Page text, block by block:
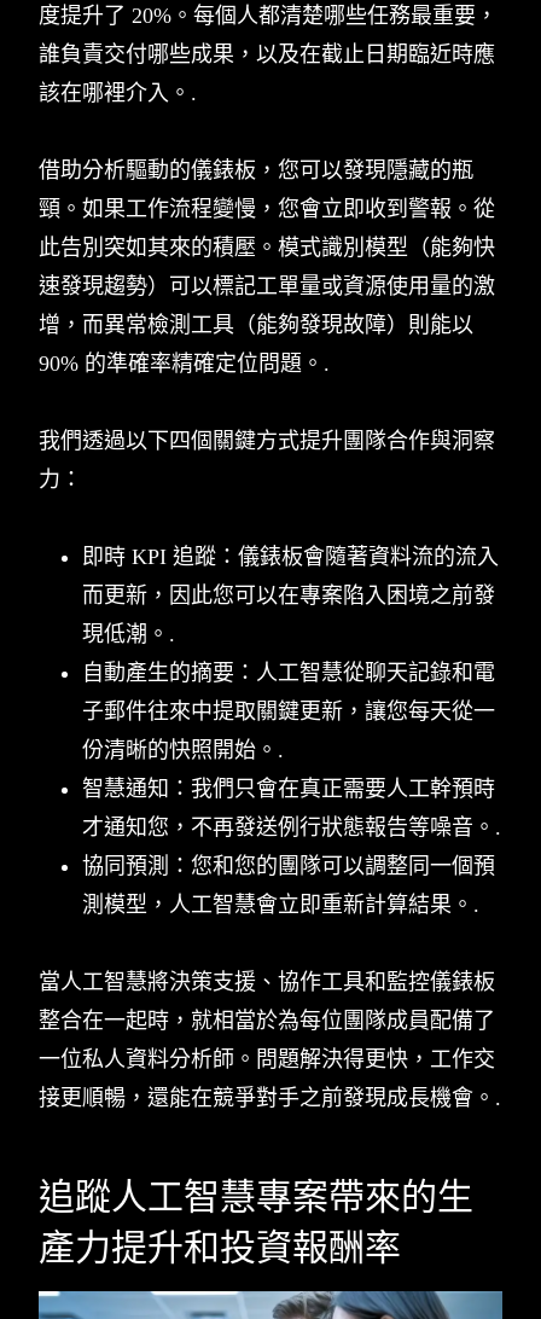
度提升了 20%。每個人都清楚哪些任務最重要，
誰負責交付哪些成果，以及在截止日期臨近時應
該在哪裡介入。.
借助分析驅動的儀錶板，您可以發現隱藏的瓶
頸。如果工作流程變慢，您會立即收到警報。從
此告別突如其來的積壓。模式識別模型（能夠快
速發現趨勢）可以標記工單量或資源使用量的激
增，而異常檢測工具（能夠發現故障）則能以
90% 的準確率精確定位問題。.
我們透過以下四個關鍵方式提升團隊合作與洞察
力：
即時 KPI 追蹤：儀錶板會隨著資料流的流入
而更新，因此您可以在專案陷入困境之前發
現低潮。.
自動產生的摘要：人工智慧從聊天記錄和電
子郵件往來中提取關鍵更新，讓您每天從一
份清晰的快照開始。.
智慧通知：我們只會在真正需要人工幹預時
才通知您，不再發送例行狀態報告等噪音。.
協同預測：您和您的團隊可以調整同一個預
測模型，人工智慧會立即重新計算結果。.
當人工智慧將決策支援、協作工具和監控儀錶板
整合在一起時，就相當於為每位團隊成員配備了
一位私人資料分析師。問題解決得更快，工作交
接更順暢，還能在競爭對手之前發現成長機會。.
追蹤人工智慧專案帶來的生
產力提升和投資報酬率